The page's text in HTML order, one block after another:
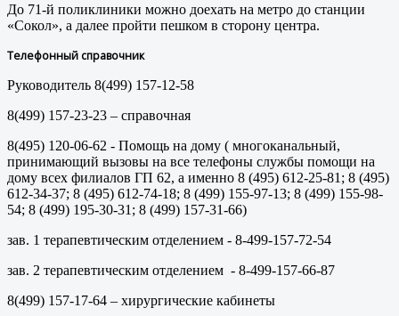
До 71-й поликлиники можно доехать на метро до станции
«Сокол», а далее пройти пешком в сторону центра.
Телефонный справочник
Руководитель 8(499) 157-12-58
8(499) 157-23-23 – справочная
8(495) 120-06-62 - Помощь на дому ( многоканальный,
принимающий вызовы на все телефоны службы помощи на
дому всех филиалов ГП 62, а именно 8 (495) 612-25-81; 8 (495)
612-34-37; 8 (495) 612-74-18; 8 (499) 155-97-13; 8 (499) 155-98-
54; 8 (499) 195-30-31; 8 (499) 157-31-66)
зав. 1 терапевтическим отделением - 8-499-157-72-54
зав. 2 терапевтическим отделением - 8-499-157-66-87
8(499) 157-17-64 – хирургические кабинеты